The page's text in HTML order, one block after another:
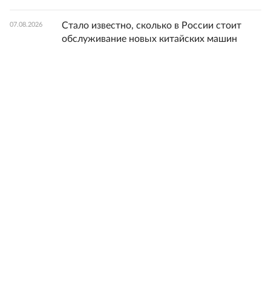
07.08.2026
Стало известно, сколько в России стоит
обслуживание новых китайских машин